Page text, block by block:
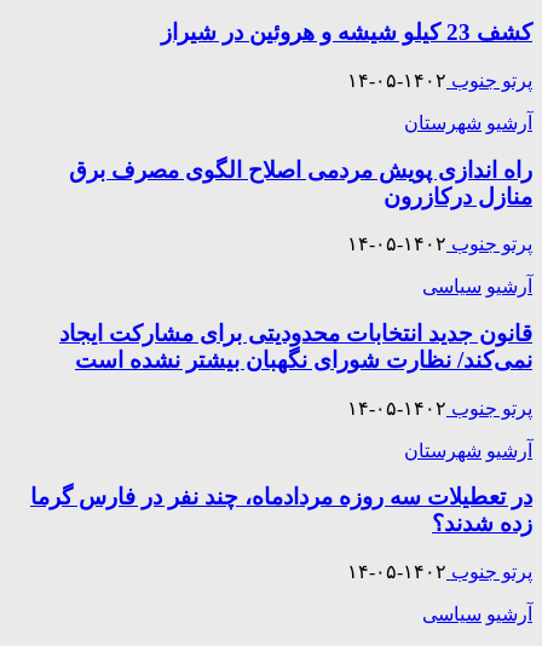
كشف 23 کیلو شیشه و هروئین در شیراز
پرتو جنوب ۱۴۰۲-۰۵-۱۴
آرشیو شهرستان
راه اندازی پویش مردمی اصلاح الگوی مصرف برق
منازل درکازرون
پرتو جنوب ۱۴۰۲-۰۵-۱۴
آرشیو سیاسی
قانون جدید انتخابات محدودیتی برای مشارکت ایجاد
نمی‌کند/ نظارت شورای نگهبان بیشتر نشده است
پرتو جنوب ۱۴۰۲-۰۵-۱۴
آرشیو شهرستان
در تعطیلات سه روزه مردادماه، چند نفر در فارس گرما
زده شدند؟
پرتو جنوب ۱۴۰۲-۰۵-۱۴
آرشیو سیاسی